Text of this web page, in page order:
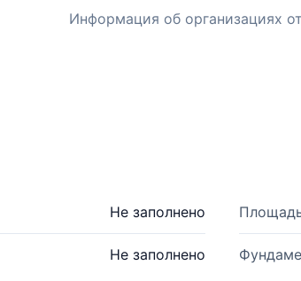
Информация об организациях
Не заполнено
Не заполнено